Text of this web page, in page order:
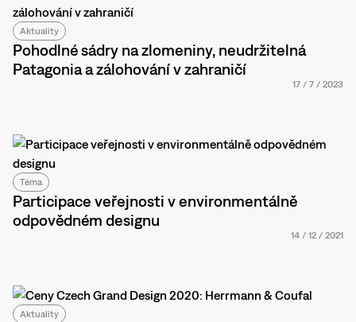
Aktuality
Pohodlné sádry na zlomeniny, neudržitelná
Patagonia a zálohování v zahraničí
17 / 7 / 2023
Téma
Participace veřejnosti v environmentálně
odpovědném designu
14 / 12 / 2021
Aktuality